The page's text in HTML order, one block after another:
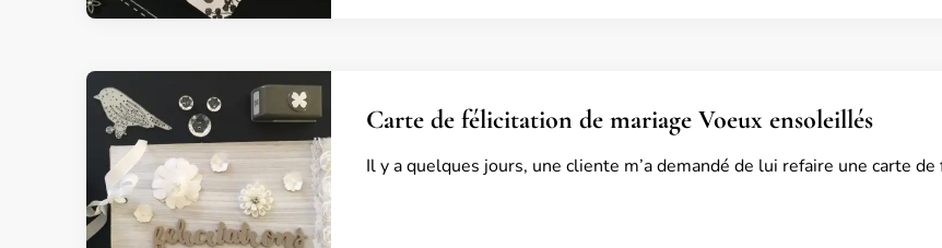
Carte de félicitation de mariage Voeux ensoleillés
Il y a quelques jours, une cliente m’a demandé de lui refaire une carte